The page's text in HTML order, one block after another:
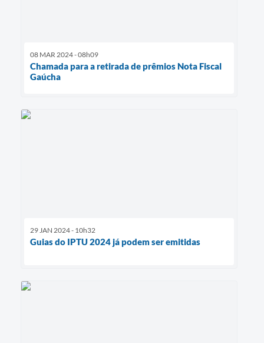
08 MAR 2024 - 08h09
Chamada para a retirada de prêmios Nota Fiscal
Gaúcha
29 JAN 2024 - 10h32
Guias do IPTU 2024 já podem ser emitidas